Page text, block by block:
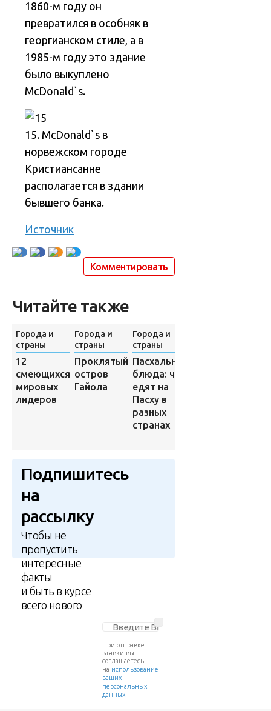
1860-м году он
превратился в особняк в
георгианском стиле, а в
1985-м году это здание
было выкуплено
McDonald`s.
15. McDonald`s в
норвежском городе
Кристиансанне
располагается в здании
бывшего банка.
Источник
Комментировать
Читайте также
Города и
страны
12
смеющихся
мировых
лидеров
Города и
страны
Проклятый
остров
Гайола
Города и
страны
Пасхальные
блюда: что
едят на
Пасху в
разных
странах
Подпишитесь
на
рассылку
Чтобы не
пропустить
интересные
факты
и быть в курсе
всего нового
При отправке
заявки вы
соглашаетесь
на использование
ваших
персональных
данных